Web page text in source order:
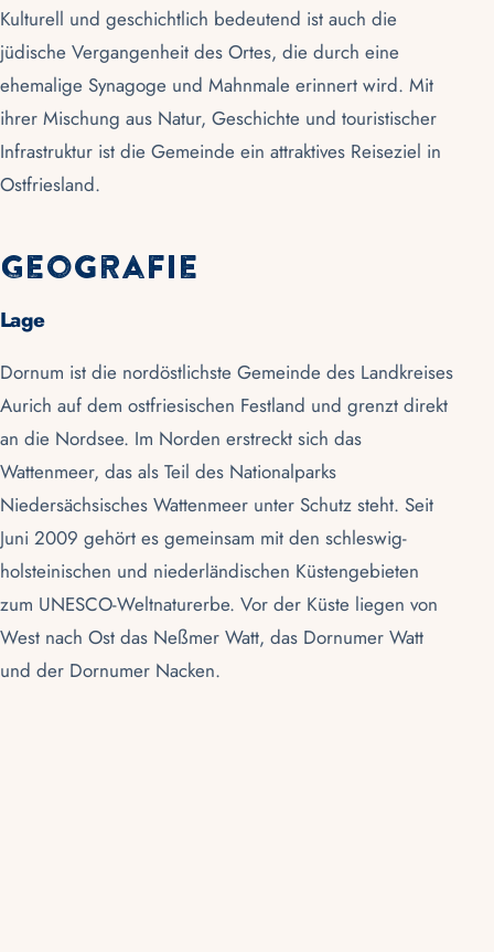
Kulturell und geschichtlich bedeutend ist auch die
jüdische Vergangenheit des Ortes, die durch eine
ehemalige Synagoge und Mahnmale erinnert wird. Mit
ihrer Mischung aus Natur, Geschichte und touristischer
Infrastruktur ist die Gemeinde ein attraktives Reiseziel in
Ostfriesland.
Geografie
Lage
Dornum ist die nordöstlichste Gemeinde des Landkreises
Aurich auf dem ostfriesischen Festland und grenzt direkt
an die Nordsee. Im Norden erstreckt sich das
Wattenmeer, das als Teil des Nationalparks
Niedersächsisches Wattenmeer unter Schutz steht. Seit
Juni 2009 gehört es gemeinsam mit den schleswig-
holsteinischen und niederländischen Küstengebieten
zum UNESCO-Weltnaturerbe. Vor der Küste liegen von
West nach Ost das Neßmer Watt, das Dornumer Watt
und der Dornumer Nacken.